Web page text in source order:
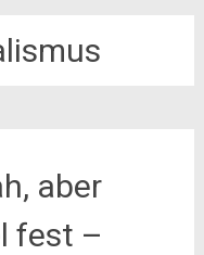
aber
fest –